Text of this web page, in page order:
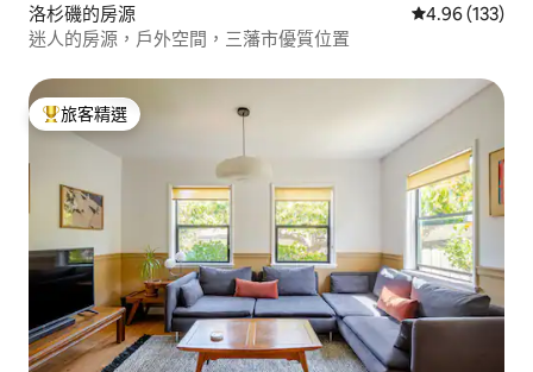
洛杉磯的房源 從 133 則評價
4.96 (133)
迷人的房源，戶外空間，三藩市優質位置
旅客精選榜首
旅客精選